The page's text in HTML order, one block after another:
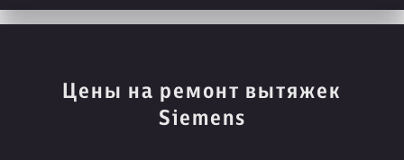
Цены на ремонт вытяжек
Siemens